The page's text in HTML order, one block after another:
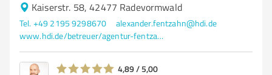
Kaiserstr. 58, 42477 Radevormwald
Tel. +49 2195 9298670
alexander.fentzahn@hdi.de
www.hdi.de/betreuer/agentur-fentzahn
4,89 / 5,00